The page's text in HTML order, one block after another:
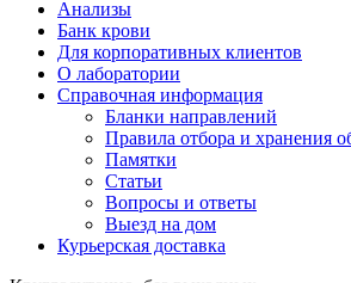
Анализы
Банк крови
Для корпоративных клиентов
О лаборатории
Справочная информация
Бланки направлений
Правила отбора и хранения
Памятки
Статьи
Вопросы и ответы
Выезд на дом
Курьерская доставка